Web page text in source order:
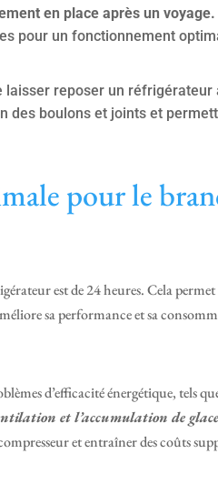
en place après un voyage.
pour un fonctionnement
laisser reposer un
des boulons et joints et
pour le
est de 24 heures. Cela permet
sa performance et sa
d’efficacité énergétique, tels
et l’accumulation de
et entraîner des coûts